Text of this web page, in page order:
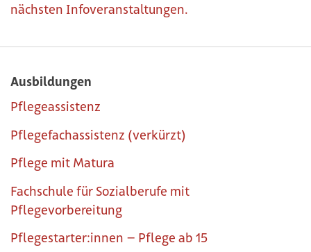
nächsten Infoveranstaltungen.
Ausbildungen
Pflegeassistenz
Pflegefachassistenz (verkürzt)
Pflege mit Matura
Fachschule für Sozialberufe mit
Pflegevorbereitung
Pflegestarter:innen – Pflege ab 15